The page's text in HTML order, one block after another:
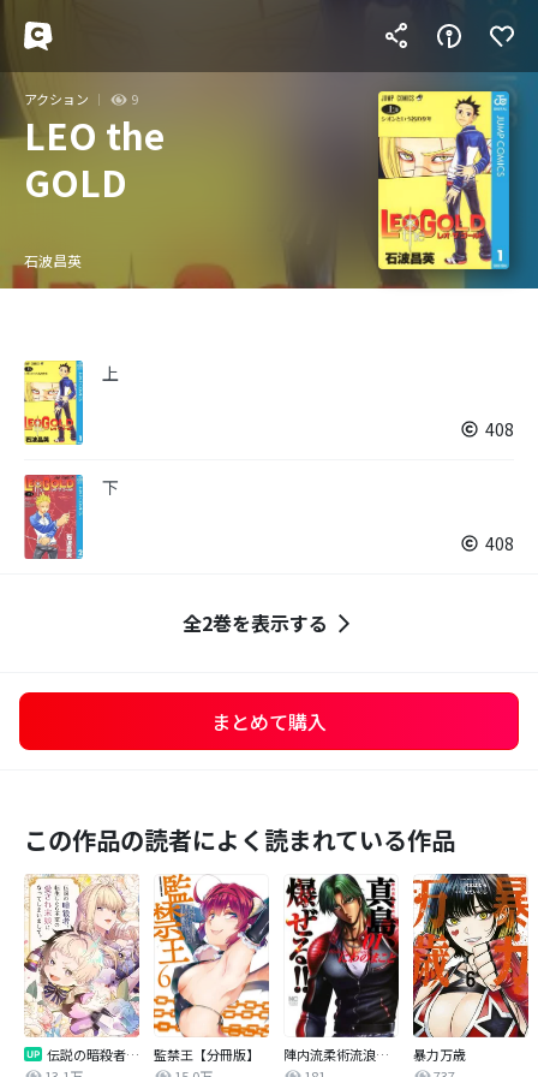
アクション 9
LEO the
GOLD
石波昌英
上
408
下
408
全2巻を表示する
まとめて購入
この作品の読者によく読まれている作品
伝説の暗殺者、転生したら王家の愛され末娘になってしまいまして。【タテヨミ】
監禁王【分冊版】
陣内流柔術流浪伝 真島、爆ぜる！！
暴力万歳